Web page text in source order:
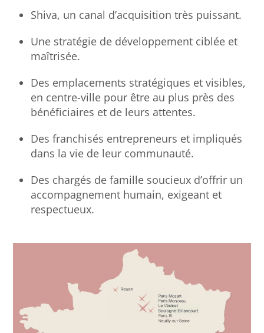
Shiva, un canal d’acquisition très puissant.
Une stratégie de développement ciblée et
maîtrisée.
Des emplacements stratégiques et visibles,
en centre-ville pour être au plus près des
bénéficiaires et de leurs attentes.
Des franchisés entrepreneurs et impliqués
dans la vie de leur communauté.
Des chargés de famille soucieux d’offrir un
accompagnement humain, exigeant et
respectueux.